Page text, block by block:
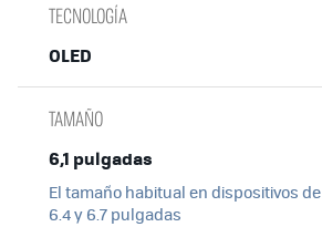
TECNOLOGÍA
OLED
TAMAÑO
6,1 pulgadas
El tamaño habitual en dispositivos
6.4 y 6.7 pulgadas